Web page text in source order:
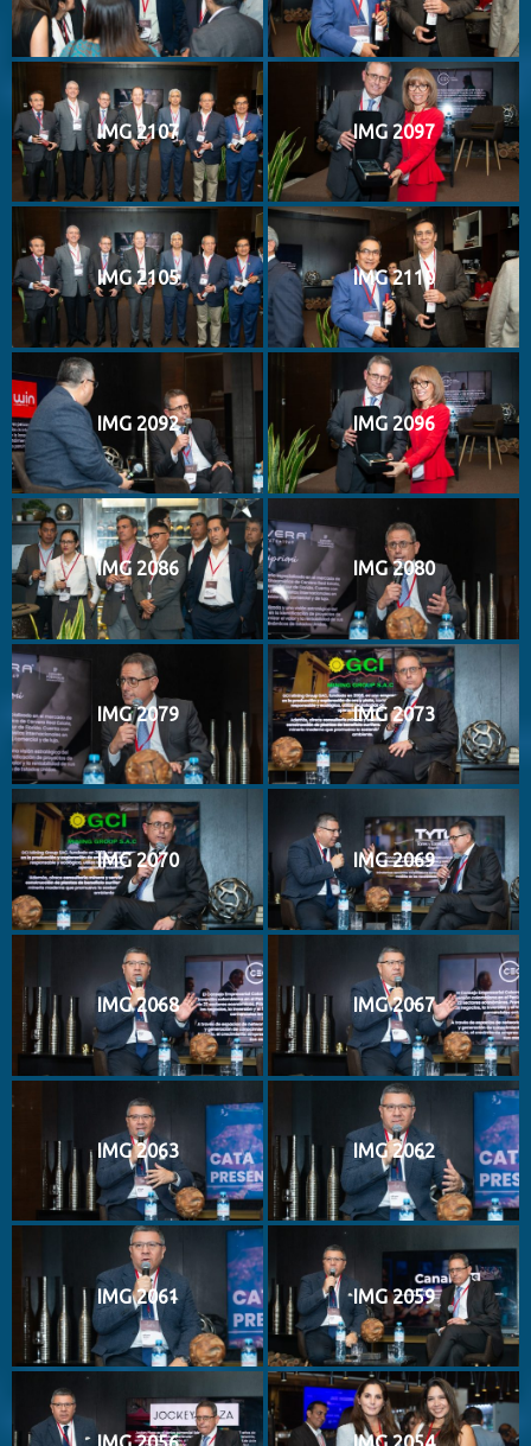
IMG 2107 IMG 2097
IMG 2105 IMG 2110
IMG 2092 IMG 2096
IMG 2086 IMG 2080
IMG 2079 IMG 2073
IMG 2070 IMG 2069
IMG 2068 IMG 2067
IMG 2063 IMG 2062
IMG 2061 IMG 2059